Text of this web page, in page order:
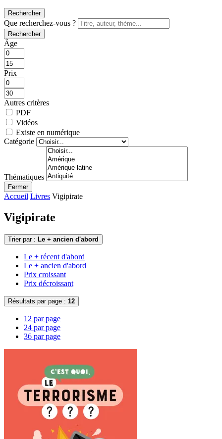
Rechercher
Que recherchez-vous ?
Rechercher
Âge
Prix
Autres critères
PDF
Vidéos
Existe en numérique
Catégorie
Thématiques
Fermer
Accueil Livres Vigipirate
Vigipirate
Trier par : Le + ancien d'abord
Le + récent d'abord
Le + ancien d'abord
Prix croissant
Prix décroissant
Résultats par page : 12
12 par page
24 par page
36 par page